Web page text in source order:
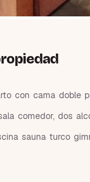
con cama doble
comedor, dos
sauna turco